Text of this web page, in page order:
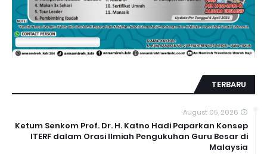
TERBARU
August 05, 2026
Ketum Senkom Prof. Dr. H. Katno Hadi Paparkan Konsep
ITERF dalam Orasi Ilmiah Pengukuhan Guru Besar di
Malaysia